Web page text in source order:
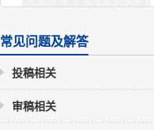
常见问题及解答
投稿相关
审稿相关